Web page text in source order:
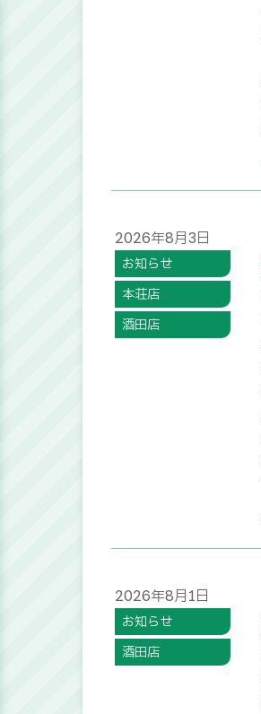
2026年8月3日
お知らせ
本荘店
酒田店
2026年8月1日
お知らせ
酒田店